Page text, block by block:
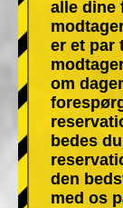
alle dine
er et par
om
bedes
den
med os